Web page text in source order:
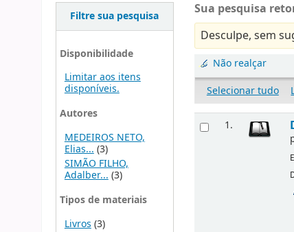
Filtre sua pesquisa
Disponibilidade
Limitar aos itens
disponíveis.
Autores
MEDEIROS NETO,
Elias... (3)
SIMÃO FILHO,
Adalber...(3)
Tipos de materiais
Livros (3)
Sua pesquisa
Desculpe, sem
Não realçar
Selecionar tudo
1.